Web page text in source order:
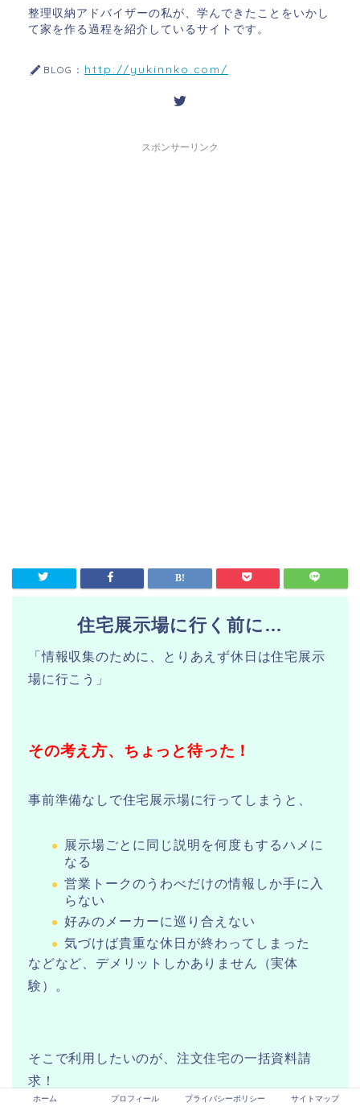
整理収納アドバイザーの私が、学んできたことをいかし
て家を作る過程を紹介しているサイトです。
BLOG： http://yukinnko.com/
スポンサーリンク
住宅展示場に行く前に…
「情報収集のために、とりあえず休日は住宅展示
場に行こう」
その考え方、ちょっと待った！
事前準備なしで住宅展示場に行ってしまうと、
展示場ごとに同じ説明を何度もするハメに
なる
営業トークのうわべだけの情報しか手に入
らない
好みのメーカーに巡り合えない
気づけば貴重な休日が終わってしまった
などなど、デメリットしかありません（実体
験）。
そこで利用したいのが、注文住宅の一括資料請
求！
ホーム プロフィール プライバシーポリシー サイトマップ